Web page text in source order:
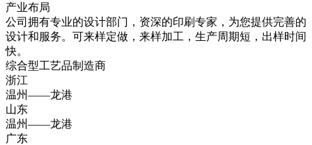
产业布局
公司拥有专业的设计部门，资深的印刷专家，为您提供完善的
设计和服务。可来样定做，来样加工，生产周期短，出样时间
快。
综合型工艺品制造商
浙江
温州——龙港
山东
温州——龙港
广东